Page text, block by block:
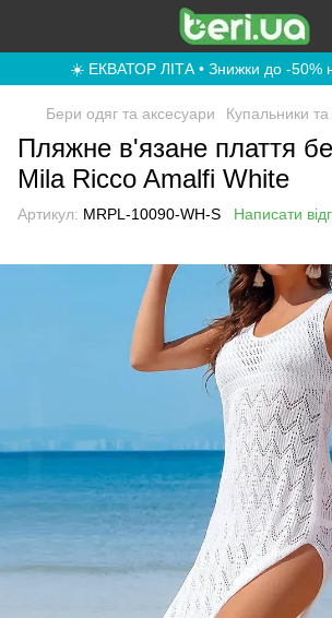
☀️ ЕКВАТОР ЛІТА • Знижки до -50%
Бери одяг та аксесуари Купальники
Пляжне в'язане плаття
Mila Ricco Amalfi White
Артикул: MRPL-10090-WH-S Написати